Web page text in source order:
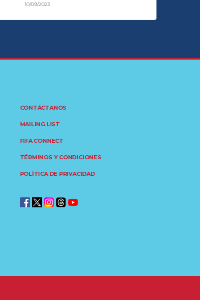
10/09/2023
CONTÁCTANOS
MAILING LIST
FIFA CONNECT
TÉRMINOS Y CONDICIONES
POLÍTICA DE PRIVACIDAD